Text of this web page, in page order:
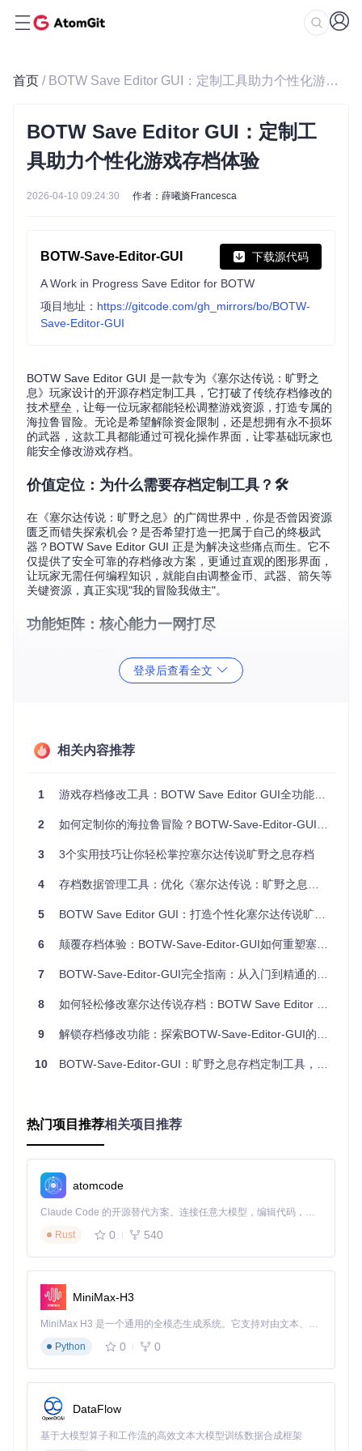
首页 / BOTW Save Editor GUI：定制工具助力个性化游戏存档体验
BOTW Save Editor GUI：定制工
具助力个性化游戏存档体验
2026-04-10 09:24:30 作者：薛曦旖Francesca
BOTW-Save-Editor-GUI 下载源代码
A Work in Progress Save Editor for BOTW
项目地址： https://gitcode.com/gh_mirrors/bo/BOTW-
Save-Editor-GUI
BOTW Save Editor GUI 是一款专为《塞尔达传说：旷野之
息》玩家设计的开源存档定制工具，它打破了传统存档修改的
技术壁垒，让每一位玩家都能轻松调整游戏资源，打造专属的
海拉鲁冒险。无论是希望解除资金限制，还是想拥有永不损坏
的武器，这款工具都能通过可视化操作界面，让零基础玩家也
能安全修改游戏存档。
价值定位：为什么需要存档定制工具？🛠️
在《塞尔达传说：旷野之息》的广阔世界中，你是否曾因资源
匮乏而错失探索机会？是否希望打造一把属于自己的终极武
器？BOTW Save Editor GUI 正是为解决这些痛点而生。它不
仅提供了安全可靠的存档修改方案，更通过直观的图形界面，
让玩家无需任何编程知识，就能自由调整金币、武器、箭矢等
关键资源，真正实现"我的冒险我做主"。
功能矩阵：核心能力一网打尽
：告别刷钱烦恼，自定义 Rupees 数量，轻松解
可视化操作界面
能一目了然。左侧为物品列表，右侧为属性编辑区，中间区域
实时显示修改效果，让操作过程清晰可控。
BOTW Save Editor GUI 武器编辑界面.jpg)图：BOTW Save
Editor GUI 武器属性编辑界面，展示武器列表与数量调整功能
场景应用：三大典型使用案例
场景一：新手开荒助力
适用人群：刚接触游戏的新玩家
操作目标：初始资金与基础武器强化
：通过工具将初始金币调整为 10000，同时为初始武
器设置 999 耐久度，避免频繁更换武器的烦恼，专注于探索海
操作目标：强化战斗资源
BOTW Save Editor GUI 修饰词选择界面.jpg)
e Editor GUI 武器修饰词选择界面，支持暴击提升等高级属性
设置
场景三：收集要素解锁
适用人群
操作目标 ：快速集齐稀有装备
解决方案：通过物品数量调整功能，直接获取难以收集的稀有
架构优势
理念，将存档解析、数据处理与界面渲染完全分离。这种架构
不仅确保了修改过程的稳定性，还能有效防止误操作导致的存
档损坏。工具内置的校验机制会自动检测存档完整性，为用户
数据安全提供双重保障。
新手友好度评估
操作难度：★☆☆☆☆（纯图形界面，无需命令行操作）
登录后查看全文
相关内容推荐
1 游戏存档修改工具：BOTW Save Editor GUI全功能解析与安全操作指南
2 如何定制你的海拉鲁冒险？BOTW-Save-Editor-GUI让游戏体验升维
3 3个实用技巧让你轻松掌控塞尔达传说旷野之息存档
4 存档数据管理工具：优化《塞尔达传说：旷野之息》游戏体验的解决方案
5 BOTW Save Editor GUI：打造个性化塞尔达传说旷野之息存档体验
6 颠覆存档体验：BOTW-Save-Editor-GUI如何重塑塞尔达传说冒险
7 BOTW-Save-Editor-GUI完全指南：从入门到精通的7个实用技巧
8 如何轻松修改塞尔达传说存档：BOTW Save Editor GUI完全指南
9 解锁存档修改功能：探索BOTW-Save-Editor-GUI的游戏体验增强价值
10 BOTW-Save-Editor-GUI：旷野之息存档定制工具，释放游戏探索自由度
热门项目推荐相关项目推荐
atomcode
Claude Code 的开源替代方案。连接任意大模型，编辑代码，运行命令，自动验证 — 全自动执行。用 Rust 构建，极致性能。 ｜ An open-source alternative to Claude Code. Connect any LLM, edit code, run commands, and verify changes — autonomously. Built in Rust for speed. Get Started
Rust
0 540
MiniMax-H3
MiniMax H3 是一个通用的全模态生成系统。它支持对由文本、图像、视频和音频组成的多模态上下文进行统一理解，并能生成分辨率高达 2K、时长可达 15 秒的带原生立体声音频的视频。得益于面向任务泛化的系统设计，H3 在预训练阶段就已具备广泛的多模态上下文理解与生成能力，能够出色地执行复杂的多模态指令。
Python
0 0
DataFlow
基于大模型算子和工作流的高效文本大模型训练数据合成框架